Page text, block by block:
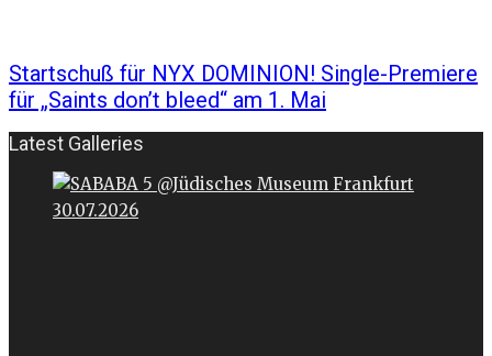
Startschuß für NYX DOMINION! Single-Premiere
für „Saints don’t bleed“ am 1. Mai
Latest Galleries